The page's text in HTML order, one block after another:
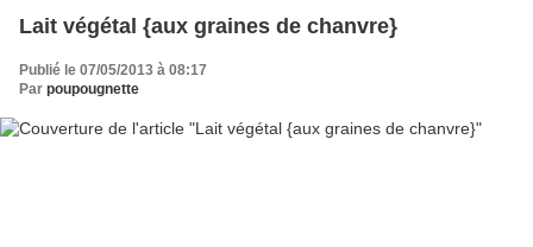
Lait végétal {aux graines de chanvre}
Publié le 07/05/2013 à 08:17
Par poupougnette